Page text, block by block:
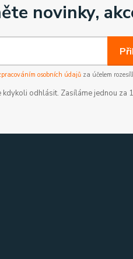
novinky,
osobních údajůza účelem
kdykoli odhlásit. Zasíláme jednou za